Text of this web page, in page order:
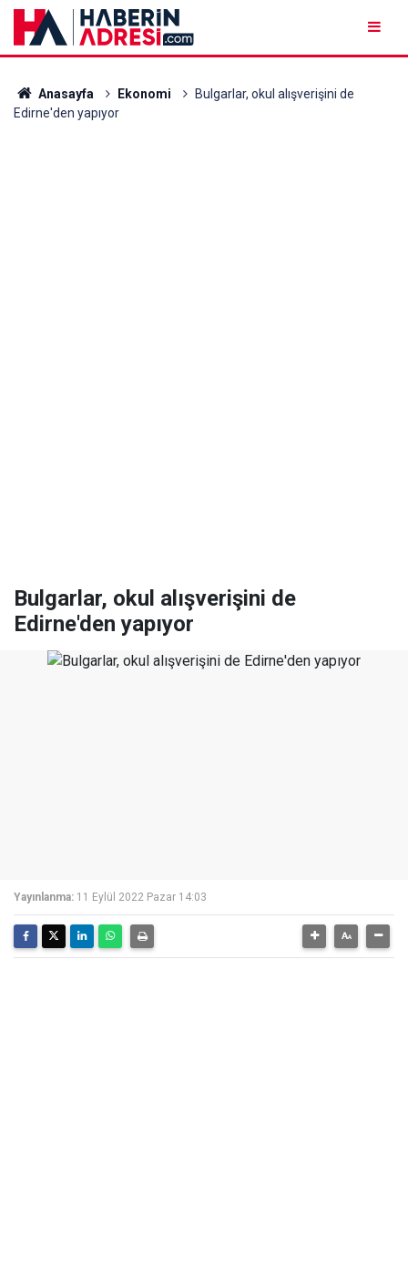
Anasayfa Ekonomi
Bulgarlar, okul alışverişini de
Edirne'den yapıyor
Bulgarlar, okul alışverişini de
Edirne'den yapıyor
Yayınlanma: 11 Eylül 2022 Pazar 14:03